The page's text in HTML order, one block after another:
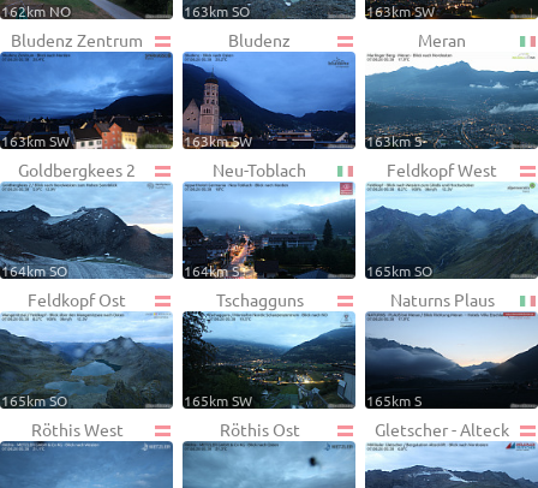
162km NO 163km SO 163km SW
Bludenz Zentrum
163km SW
Bludenz
163km SW
Meran
163km S
Goldbergkees 2
164km SO
Neu-Toblach
164km S
Feldkopf West
165km SO
Feldkopf Ost
165km SO
Tschagguns
165km SW
Naturns Plaus
165km S
Röthis West Röthis Ost Gletscher - Alteck